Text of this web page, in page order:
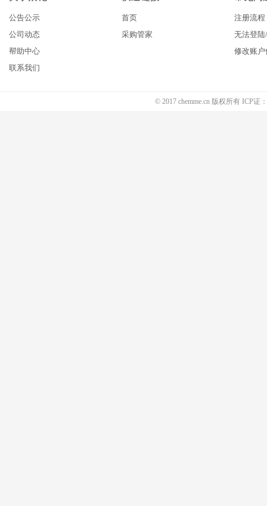
公告公示
公司动态
帮助中心
联系我们
首页
采购管家
注册流程
无法登
修改账户
© 2017 chemme.cn 版权所有 ICP证：